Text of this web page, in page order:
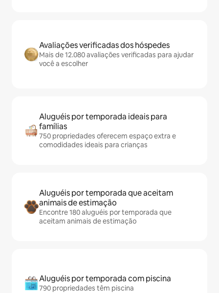
Avaliações verificadas dos hóspedes
Mais de 12.080 avaliações verificadas para ajudar
você a escolher
Aluguéis por temporada ideais para
famílias
750 propriedades oferecem espaço extra e
comodidades ideais para crianças
Aluguéis por temporada que aceitam
animais de estimação
Encontre 180 aluguéis por temporada que
aceitam animais de estimação
Aluguéis por temporada com piscina
790 propriedades têm piscina